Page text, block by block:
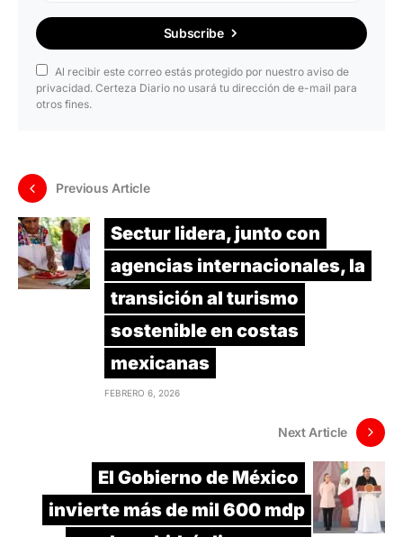
Subscribe
Al recibir este correo estás protegido por nuestro aviso de
privacidad. Certeza Diario no usará tu dirección de e-mail para
otros fines.
Previous Article
Sectur lidera, junto con
agencias internacionales, la
transición al turismo
sostenible en costas
mexicanas
FEBRERO 6, 2026
Next Article
El Gobierno de México
invierte más de mil 600 mdp